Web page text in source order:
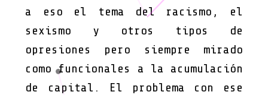
a eso el tema del racismo, el
sexismo y otros tipos de
opresiones pero siempre mirado
como funcionales a la acumulación
de capital. El problema con ese